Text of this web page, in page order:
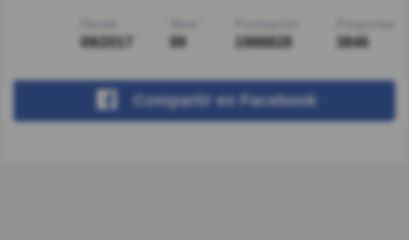
09/2017 99 1988828 3846
Compartir en Facebook